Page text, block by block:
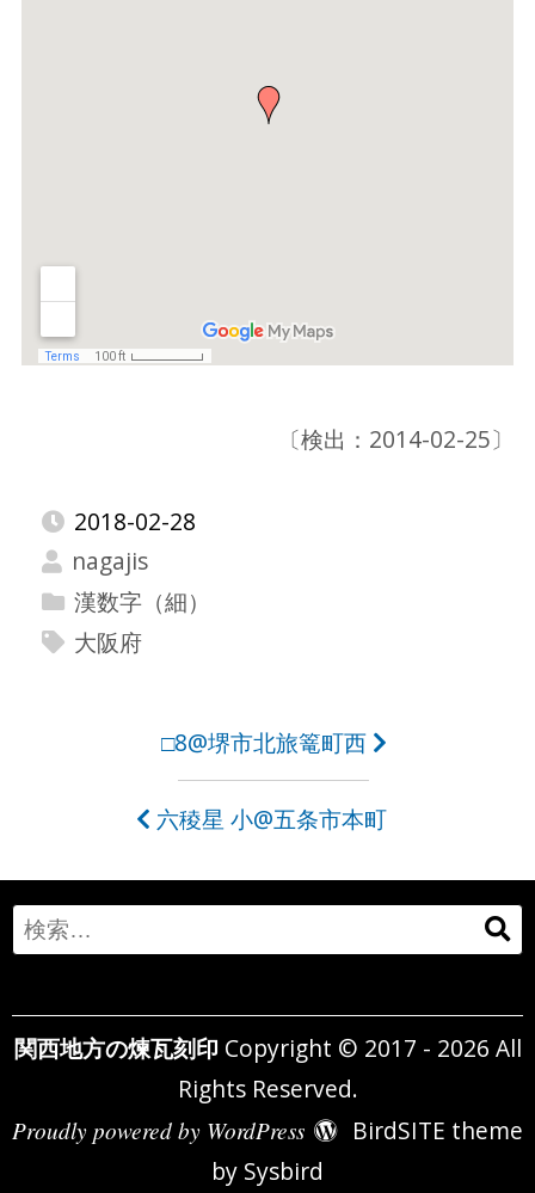
〔検出：2014-02-25〕
2018-02-28
nagajis
漢数字（細）
大阪府
ビ
ゲ
ー
シ
ョ
□8@堺市北旅篭町西
六稜星 小@五条市本町
Search
for:
関西地方の煉瓦刻印 Copyright © 2017 - 2026 All
Rights Reserved.
Proudly powered by WordPress
BirdSITE theme
by Sysbird